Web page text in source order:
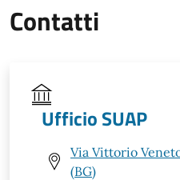
Contatti
Ufficio SUAP
Via Vittorio
(BG)